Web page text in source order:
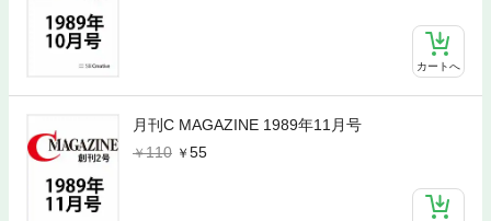
カートへ
月刊C MAGAZINE 1989年11月号
110
55